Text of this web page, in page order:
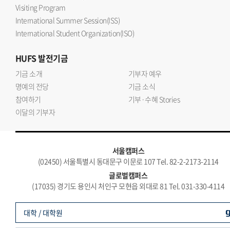
Visiting Program
International Summer Session(ISS)
International Student Organization(ISO)
HUFS발전기금
기금 소개
기부자 예우
명예의 전당
기금 소식
참여하기
기부·수혜 Stories
이달의 기부자
서울캠퍼스
(02450) 서울특별시 동대문구 이문로 107 Tel. 82-2-2173-2114
글로벌캠퍼스
(17035) 경기도 용인시 처인구 모현읍 외대로 81 Tel. 031-330-4114
대학 / 대학원